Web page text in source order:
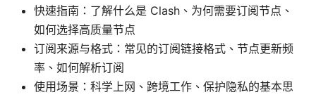
快速指南：了解什么是 Clash、为何需要订阅节点、
如何选择高质量节点
订阅来源与格式：常见的订阅链接格式、节点更新频
率、如何解析订阅
使用场景：科学上网、跨境工作、保护隐私的基本思